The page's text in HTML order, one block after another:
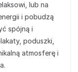
lub na
i pobudzą
spójną i
poduszki,
atmosferę i